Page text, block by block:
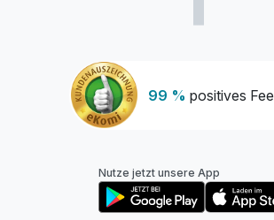
99 % positives
Nutze jetzt unsere App